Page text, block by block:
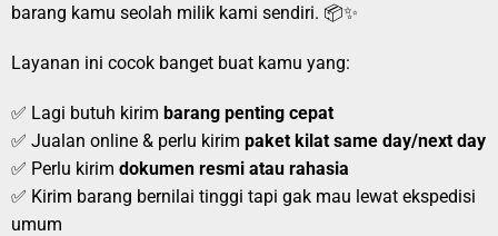
barang kamu seolah milik kami sendiri. 📦✨
Layanan ini cocok banget buat kamu yang:
✅ Lagi butuh kirim barang penting cepat
✅ Jualan online & perlu kirim paket kilat same day/next day
✅ Perlu kirim dokumen resmi atau rahasia
✅ Kirim barang bernilai tinggi tapi gak mau lewat ekspedisi
umum